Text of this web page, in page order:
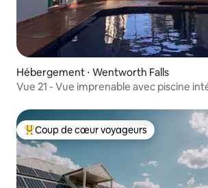
Hébergement ⋅ Wentworth Falls
Vue 21 - Vue imprenable avec piscine
Coups de cœur voyageurs les plus
Coup de cœur voyageurs